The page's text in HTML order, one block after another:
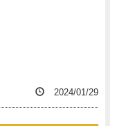
2024/01/29